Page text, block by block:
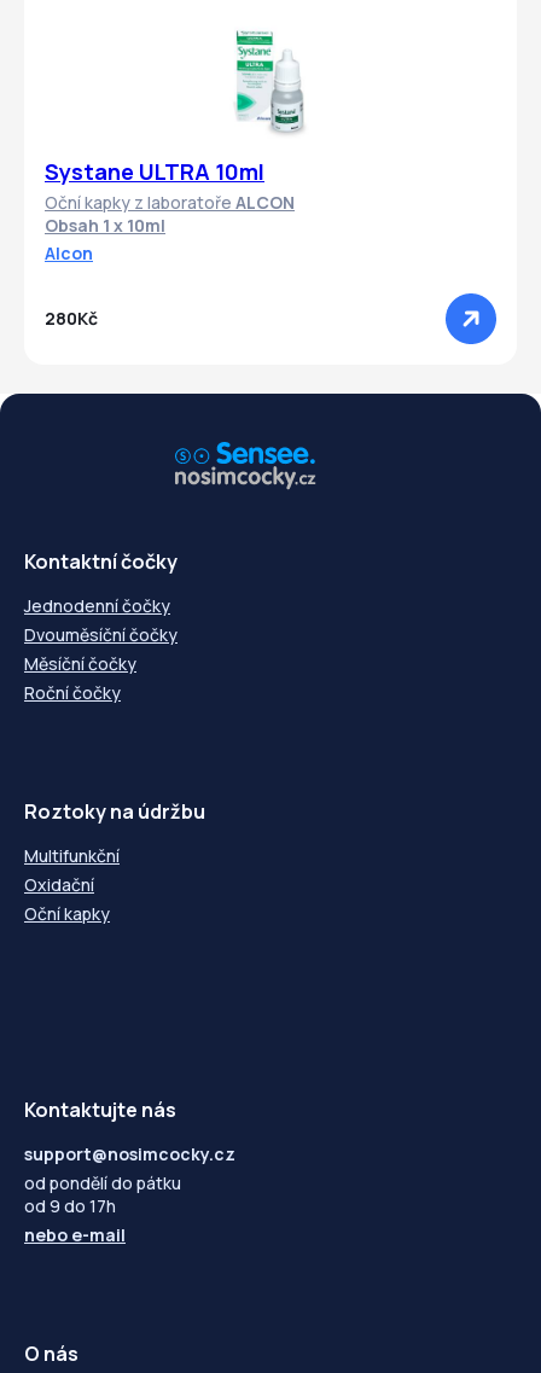
Systane ULTRA 10ml
Oční kapky z laboratoře ALCON
Obsah 1 x 10ml
Alcon
280Kč
Kontaktní čočky
Jednodenní čočky
Dvouměsíční čočky
Měsíční čočky
Roční čočky
Roztoky na údržbu
Multifunkční
Oxidační
Oční kapky
Kontaktujte nás
support@nosimcocky.cz
od pondělí do pátku
od 9 do 17h
nebo e-mail
O nás